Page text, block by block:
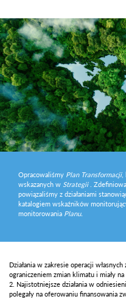
Opracowaliśmy Plan Transformacji,
wskazanych w Strategii.
powiązaliśmy z działaniami
katalogiem wskaźników
monitorowania Planu.
Działania w zakresie operacji
ograniczeniem zmian klimatu i miały
2. Najistotniejsze działania w
polegały na oferowaniu finansowania